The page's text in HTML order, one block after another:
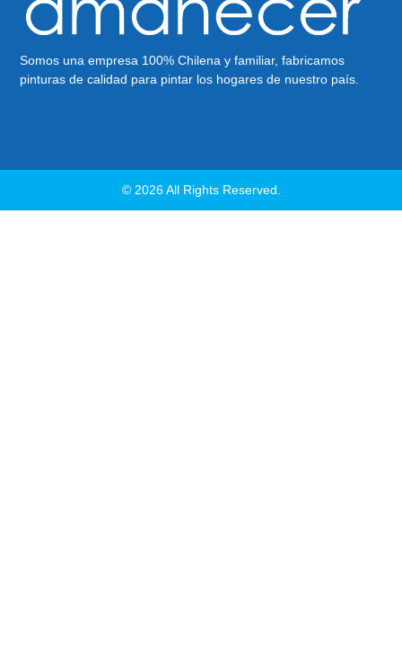
Somos una empresa 100% Chilena y familiar, fabricamos
pinturas de calidad para pintar los hogares de nuestro país.
© 2026 All Rights Reserved.